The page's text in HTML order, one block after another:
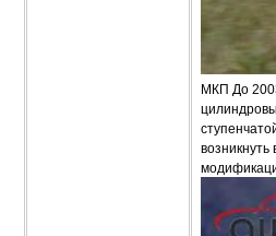
МКП До